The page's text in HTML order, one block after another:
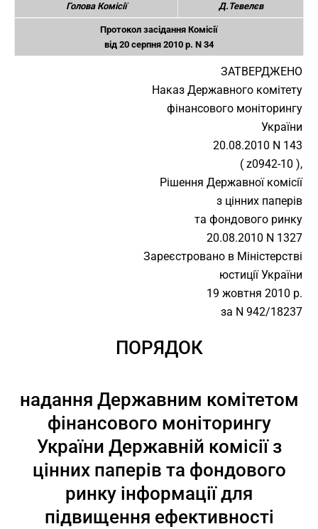
Голова Комісії Д.Тевелєв
Протокол засідання Комісії
від 20 серпня 2010 р. N 34
ЗАТВЕРДЖЕНО
Наказ Державного комітету
фінансового моніторингу
України
20.08.2010 N 143
( z0942-10 ),
Рішення Державної комісії
з цінних паперів
та фондового ринку
20.08.2010 N 1327
Зареєстровано в Міністерстві
юстиції України
19 жовтня 2010 р.
за N 942/18237
ПОРЯДОК
надання Державним комітетом
фінансового моніторингу
України Державній комісії з
цінних паперів та фондового
ринку інформації для
підвищення ефективності